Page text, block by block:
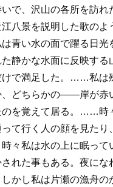
で、沢山の各所を訪れ
八景を説明した歌のよ
青い水の面で躍る日光
静かな水面に反映する
けで満足した。……私
、どちらかの――岸が赤
のを覚えて居る。……時
て行く人の顔を見たり
々私は水の上に眠って
れた事もある。夜にな
かし私は片瀬の漁舟の